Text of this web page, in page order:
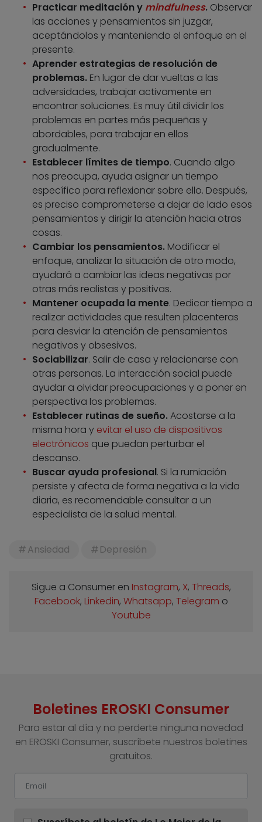
Practicar meditación y mindfulness. Observar
las acciones y pensamientos sin juzgar,
aceptándolos y manteniendo el enfoque en el
presente.
Aprender estrategias de resolución de
problemas. En lugar de dar vueltas a las
adversidades, trabajar activamente en
encontrar soluciones. Es muy útil dividir los
problemas en partes más pequeñas y
abordables, para trabajar en ellos
gradualmente.
Establecer límites de tiempo. Cuando algo
nos preocupa, ayuda asignar un tiempo
específico para reflexionar sobre ello. Después,
es preciso comprometerse a dejar de lado esos
pensamientos y dirigir la atención hacia otras
cosas.
Cambiar los pensamientos. Modificar el
enfoque, analizar la situación de otro modo,
ayudará a cambiar las ideas negativas por
otras más realistas y positivas.
Mantener ocupada la mente. Dedicar tiempo a
realizar actividades que resulten placenteras
para desviar la atención de pensamientos
negativos y obsesivos.
Sociabilizar. Salir de casa y relacionarse con
otras personas. La interacción social puede
ayudar a olvidar preocupaciones y a poner en
perspectiva los problemas.
Establecer rutinas de sueño.Acostarse a la
misma hora y evitar el uso de dispositivos
electrónicos que puedan perturbar el
descanso.
Buscar ayuda profesional. Si la rumiación
persiste y afecta de forma negativa a la vida
diaria, es recomendable consultar a un
especialista de la salud mental.
Ansiedad Depresión
Sigue a Consumer en Instagram, X, Threads,
Facebook, Linkedin, Whatsapp, Telegram o
Youtube
Boletines EROSKI Consumer
Para estar al día y no perderte ninguna novedad
en EROSKI Consumer, suscríbete nuestros boletines
gratuitos.